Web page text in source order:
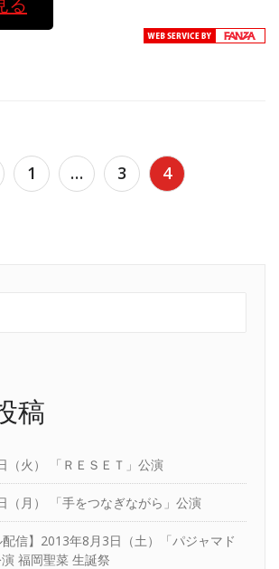
1 … 3 4
稿
（火） 「ＲＥＳＥＴ」公演
（月） 「手をつなぎながら」公演
配信】2013年8月3日（土）「パジャマド
福岡聖菜 生誕祭